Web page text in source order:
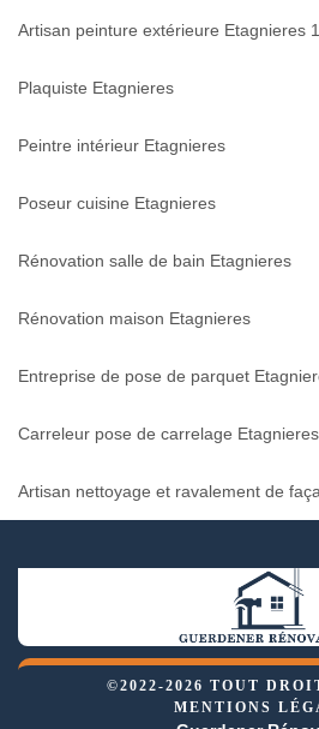
Artisan peinture extérieure Etagnieres
Plaquiste Etagnieres
Peintre intérieur Etagnieres
Poseur cuisine Etagnieres
Rénovation salle de bain Etagnieres
Rénovation maison Etagnieres
Entreprise de pose de parquet
Carreleur pose de carrelage
Artisan nettoyage et ravalement de
©2022-2026 TOUT
MENTIONS